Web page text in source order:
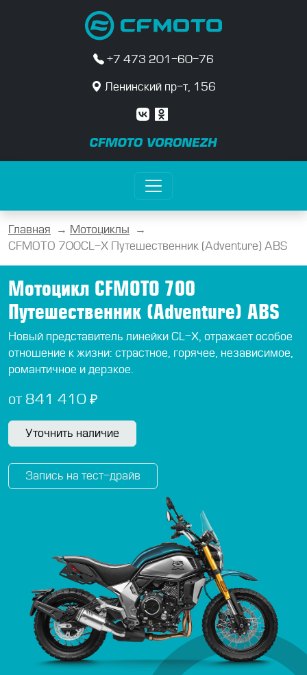
+7 473 201-60-76
Ленинский пр-т, 156
Главная → Мотоциклы
→
CFMOTO 700CL-X Путешественник (Adventure) ABS
Мотоцикл CFMOTO 700
Путешественник (Adventure) ABS
Новый представитель линейки CL-X, отражает особое
отношение к жизни: страстное, горячее, независимое,
романтичное и дерзкое.
от 841 410 ₽
Уточнить наличие
Запись на тест-драйв